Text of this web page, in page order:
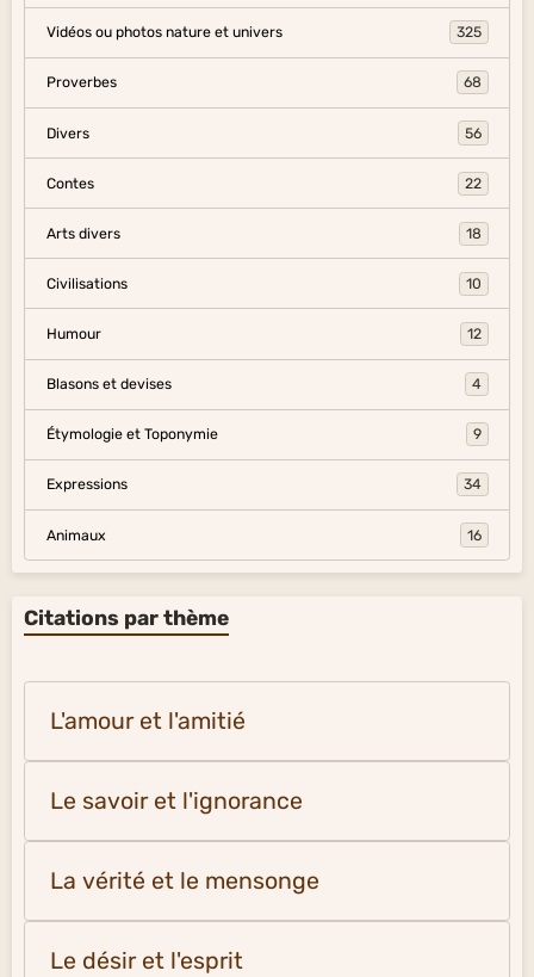
Vidéos ou photos nature et univers 325
Proverbes 68
Divers 56
Contes 22
Arts divers 18
Civilisations 10
Humour 12
Blasons et devises 4
Étymologie et Toponymie 9
Expressions 34
Animaux 16
Citations par thème
L'amour et l'amitié
Le savoir et l'ignorance
La vérité et le mensonge
Le désir et l'esprit